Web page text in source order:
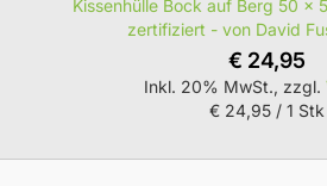
Kissenhülle Bock auf Berg 50 x
zertifiziert - von David
€ 24,95
Inkl. 20% MwSt., zzgl.
€ 24,95/ 1 Stk